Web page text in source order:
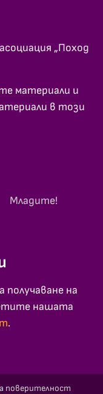
„Поход
материали и
в този
Младите!
получаване на
нашата
.
поверителност